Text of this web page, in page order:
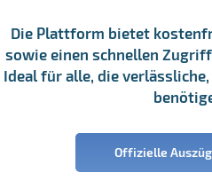
Die Plattform bietet
sowie einen schnellen
Ideal für alle, die
Offizielle